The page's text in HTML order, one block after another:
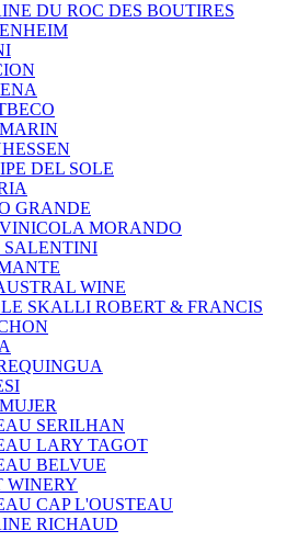
DU ROC DES BOUTIRES
DEL SOLE
GRANDE
MORANDO
SALENTINI
WINE
SKALLI ROBERT & FRANCIS
SERILHAN
LARY TAGOT
BELVUE
WINERY
CAP L'OUSTEAU
RICHAUD